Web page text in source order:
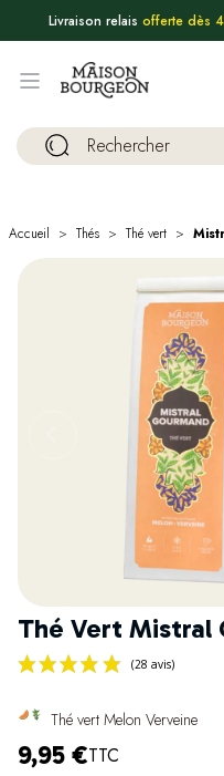
Livraison relais offerte dès
Accueil Thés Thé vert
Thé Vert Mistral
Thé vert Melon Verveine
9,95 €TTC